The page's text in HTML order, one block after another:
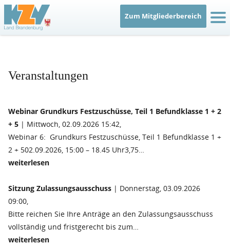
IT Zum Mitgliederbereich
Veranstaltungen
Webinar Grundkurs Festzuschüsse, Teil 1 Befundklasse 1 + 2
+ 5 | Mittwoch, 02.09.2026 15:42,
Webinar 6: Grundkurs Festzuschüsse, Teil 1 Befundklasse 1 +
2 + 502.09.2026, 15:00 – 18.45 Uhr3,75…
weiterlesen
Sitzung Zulassungsausschuss | Donnerstag, 03.09.2026
09:00,
Bitte reichen Sie Ihre Anträge an den Zulassungsausschuss
vollständig und fristgerecht bis zum…
weiterlesen